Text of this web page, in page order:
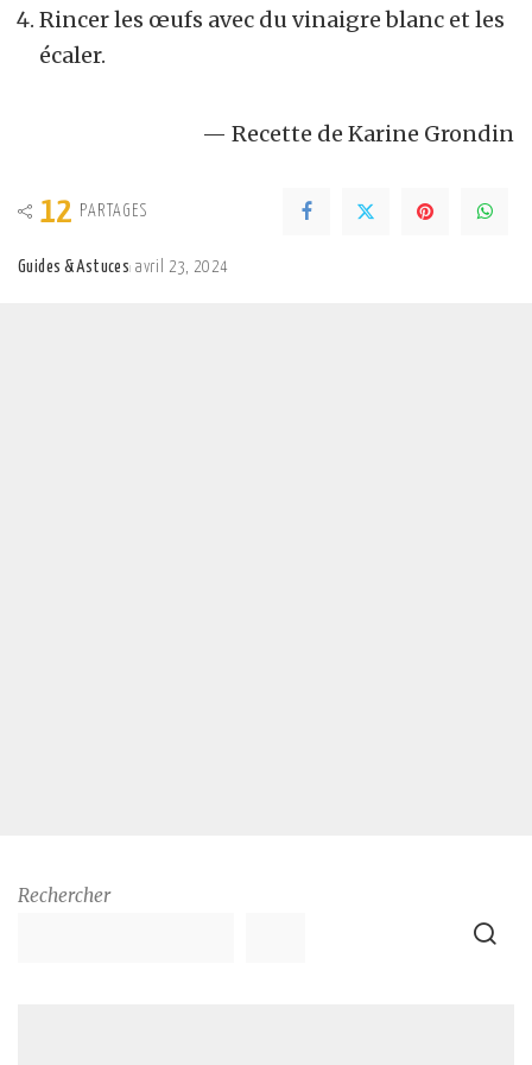
Rincer les œufs avec du vinaigre blanc et les
écaler.
— Recette de Karine Grondin
12 PARTAGES
Guides & Astuces avril 23, 2024
Rechercher